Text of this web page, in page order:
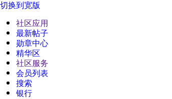
切换到宽版
社区应用
最新帖子
勋章中心
精华区
社区服务
会员列表
搜索
银行